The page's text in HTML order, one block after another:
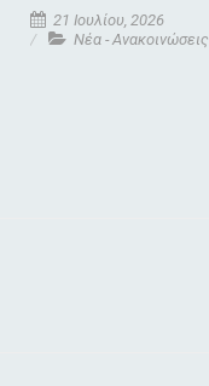
21 Ιουλίου, 2026
Νέα - Ανακοινώσεις